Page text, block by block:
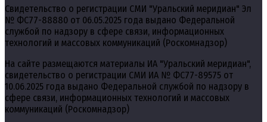
Свидетельство о регистрации СМИ "Уральский меридиан" Эл
№ ФС77-88880 от 06.05.2025 года выдано Федеральной
службой по надзору в сфере связи, информационных
технологий и массовых коммуникаций (Роскомнадзор)
На сайте размещаются материалы ИА "Уральский меридиан",
свидетельство о регистрации СМИ ИА № ФС77-89575 от
10.06.2025 года выдано Федеральной службой по надзору в
сфере связи, информационных технологий и массовых
коммуникаций (Роскомнадзор)